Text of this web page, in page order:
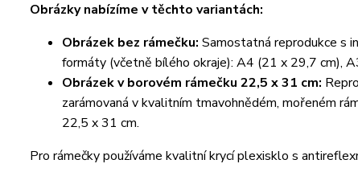
Obrázky nabízíme v těchto variantách:
Obrázek bez rámečku: Samostatná reprodukce s
formáty (včetně bílého okraje): A4 (21 x 29,7 cm),
Obrázek v borovém rámečku 22,5 x 31 cm:
zarámovaná v kvalitním tmavohnědém, mořeném
22,5 x 31 cm.
Pro rámečky používáme kvalitní krycí plexisklo s